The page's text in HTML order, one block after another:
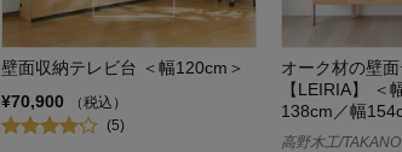
壁面収納テレビ台 ＜幅120cm＞
¥70,900
（税込）
(5)
オーク材の壁
【LEIRIA】 ＜
138cm／幅
高野木工/